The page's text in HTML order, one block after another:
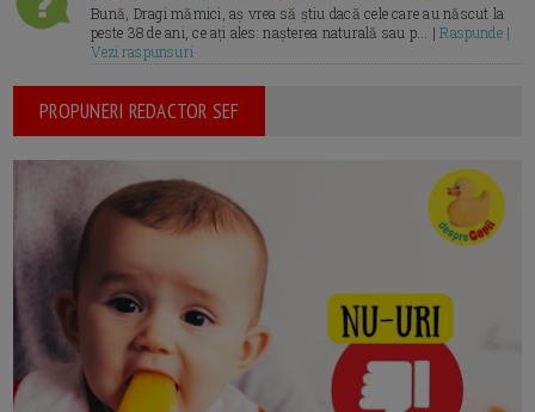
Bună, Dragi mămici, aș vrea să știu dacă cele care au născut la
peste 38 de ani, ce ați ales: nașterea naturală sau p... |Raspunde |
Vezi raspunsuri
PROPUNERI REDACTOR SEF